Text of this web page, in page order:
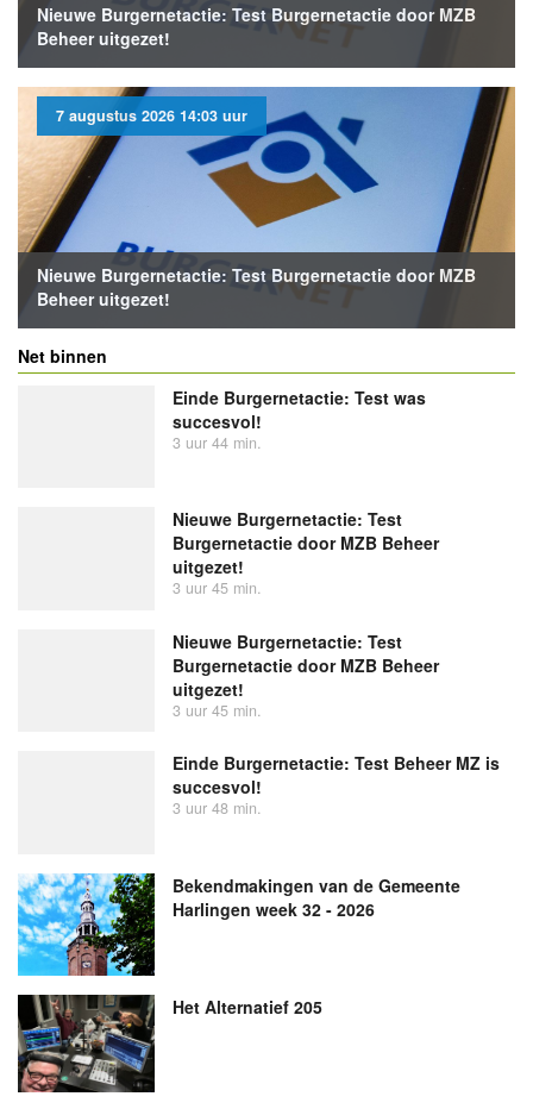
Nieuwe Burgernetactie: Test Burgernetactie door MZB
Beheer uitgezet!
7 augustus 2026 14:03 uur
Nieuwe Burgernetactie: Test Burgernetactie door MZB
Beheer uitgezet!
Net binnen
Einde Burgernetactie: Test was
succesvol!
3 uur 44 min.
Nieuwe Burgernetactie: Test
Burgernetactie door MZB Beheer
uitgezet!
3 uur 45 min.
Nieuwe Burgernetactie: Test
Burgernetactie door MZB Beheer
uitgezet!
3 uur 45 min.
Einde Burgernetactie: Test Beheer MZ is
succesvol!
3 uur 48 min.
Bekendmakingen van de Gemeente
Harlingen week 32 - 2026
Het Alternatief 205